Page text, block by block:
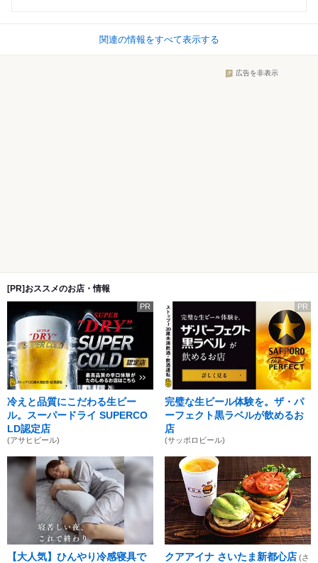
関連の情報をすべて表示する
広告を非表示
[PR]おススメのお店・情報
PR
冷えと品質にこだわる生ビー
ル。スーパードライ SUPERCO
LD認定店
(アサヒビール)
PR
完璧な生ビール体験を。ザ・パ
ーフェクト黒ラベルが飲めるお
店
(サッポロビール)
【大人気】ひんやり冷感寝具で
クアアイナ さいたま新都心店 (さ